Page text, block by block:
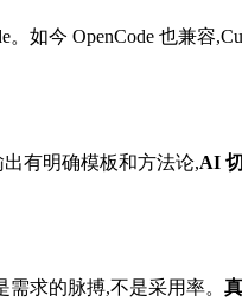
。如今 OpenCode 也兼容
有明确模板和方法论,AI
求的脉搏,不是采用率。